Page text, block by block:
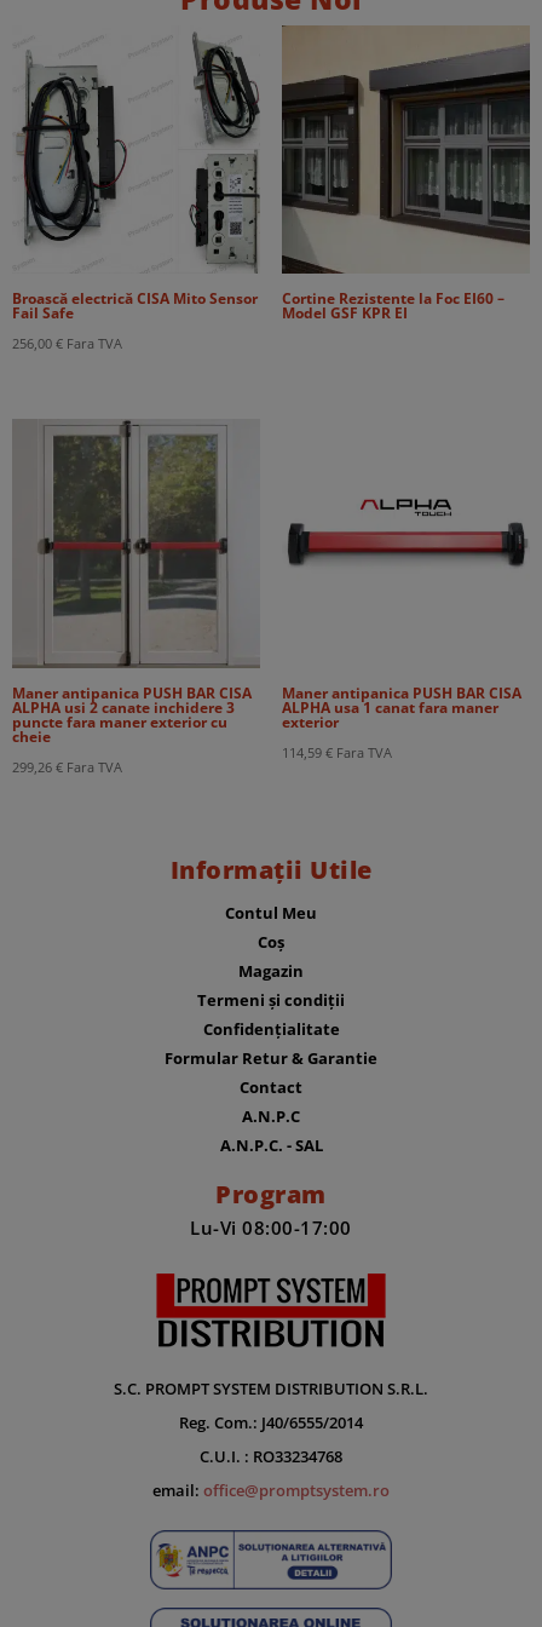
Broască electrică CISA Mito Sensor
Fail Safe
256,00 € Fara TVA
Cortine Rezistente la Foc EI60 –
Model GSF KPR EI
Maner antipanica PUSH BAR CISA
ALPHA usi 2 canate inchidere 3
puncte fara maner exterior cu
cheie
299,26 € Fara TVA
Maner antipanica PUSH BAR CISA
ALPHA usa 1 canat fara maner
exterior
114,59 € Fara TVA
Informații Utile
Contul Meu
Coș
Magazin
Termeni și condiții
Confidențialitate
Formular Retur & Garantie
Contact
A.N.P.C
A.N.P.C. - SAL
Program
Lu-Vi 08:00-17:00
S.C. PROMPT SYSTEM DISTRIBUTION S.R.L.
Reg. Com.: J40/6555/2014
C.U.I. : RO33234768
email: office@promptsystem.ro